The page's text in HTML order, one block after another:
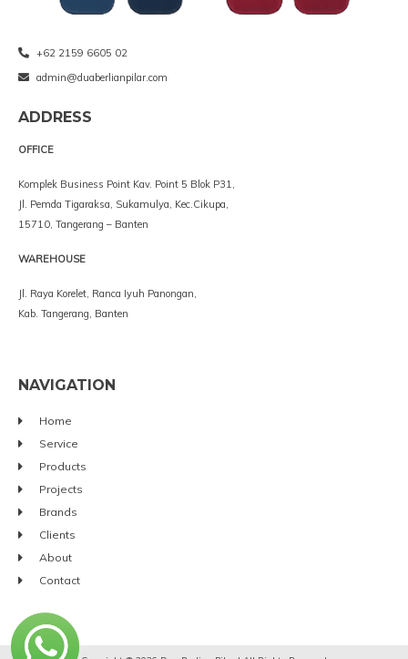
+62 2159 6605 02
admin@duaberlianpilar.com
ADDRESS
OFFICE
Komplek Business Point Kav. Point 5 Blok P31,
Jl. Pemda Tigaraksa, Sukamulya, Kec.Cikupa,
15710, Tangerang – Banten
WAREHOUSE
Jl. Raya Korelet, Ranca Iyuh Panongan,
Kab. Tangerang, Banten
NAVIGATION
Home
Service
Products
Projects
Brands
Clients
About
Contact